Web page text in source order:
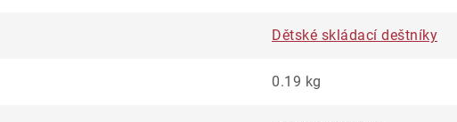
Dětské skládací deštníky
0.19 kg